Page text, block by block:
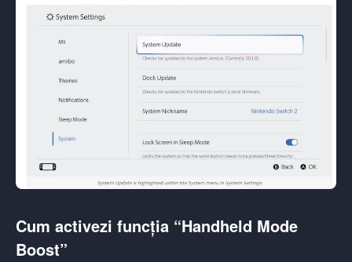
Cum activezi funcția “Handheld Mode
Boost”